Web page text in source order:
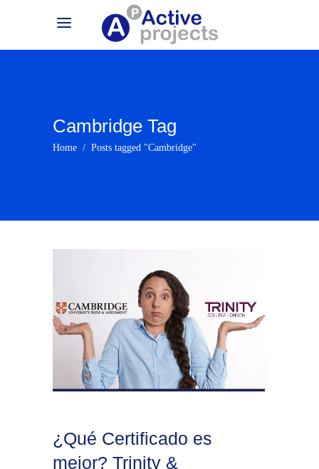
Cambridge Tag
Home / Posts tagged "Cambridge"
¿Qué Certificado es
mejor? Trinity &